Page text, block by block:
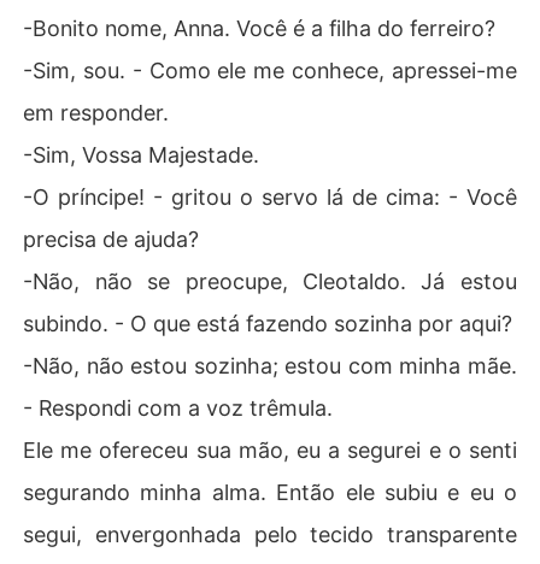
-Bonito nome, Anna. Você é a filha do ferreiro?
-Sim, sou. - Como ele me conhece, apressei-me
em responder.
-Sim, Vossa Majestade.
-O príncipe! - gritou o servo lá de cima: - Você
precisa de ajuda?
-Não, não se preocupe, Cleotaldo. Já estou
subindo. - O que está fazendo sozinha por aqui?
-Não, não estou sozinha; estou com minha mãe.
- Respondi com a voz trêmula.
Ele me ofereceu sua mão, eu a segurei e o senti
segurando minha alma. Então ele subiu e eu o
segui, envergonhada pelo tecido transparente